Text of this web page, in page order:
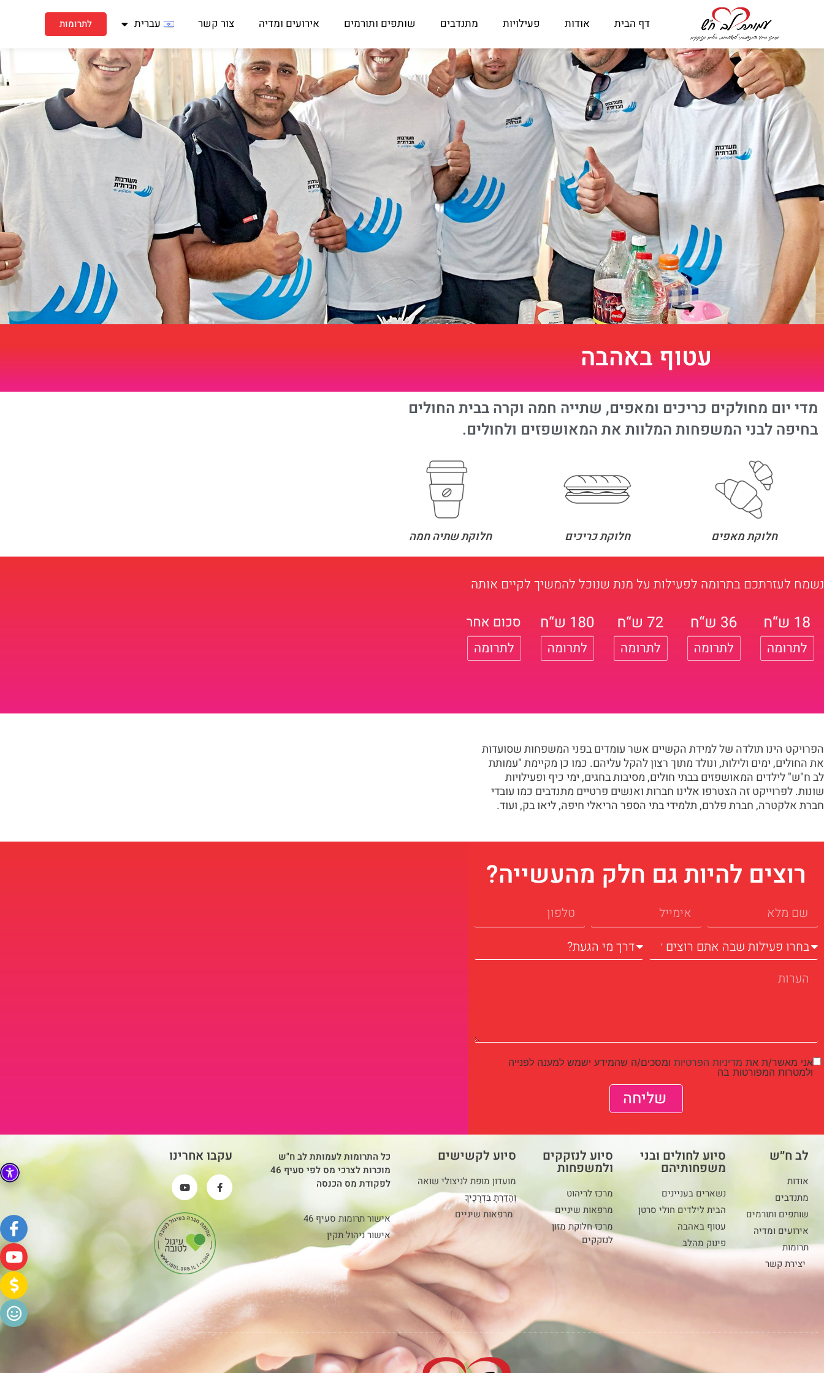
דף הבית אודות פעילויות מתנדבים שותפים ותורמים אירועים ומדיה צור קשר עברית לתרומות
עטוף באהבה
מדי יום מחולקים כריכים ומאפים, שתייה חמה וקרה בבית החולים
בחיפה לבני המשפחות המלוות את המאושפזים ולחולים.
חלוקת מאפים חלוקת כריכים חלוקת שתיה חמה
נשמח לעזרתכם בתרומה לפעילות על מנת שנוכל להמשיך לקיים אותה
הפרויקט הינו תולדה של למידת הקשיים אשר עומדים בפני המשפחות שסועדות
את החולים, ימים ולילות, ונולד מתוך רצון להקל עליהם. כמו כן מקיימת "עמותת
לב ח"ש" לילדים המאושפזים בבתי חולים, מסיבות בחגים, ימי כיף ופעילויות
שונות. לפרוייקט זה הצטרפו אלינו חברות ואנשים פרטיים מתנדבים כמו עובדי
חברת אלקטרה, חברת פלרם, תלמידי בתי הספר הריאלי חיפה, ליאו בק, ועוד.
רוצים להיות גם חלק מהעשייה?
אני מאשר/ת את מדיניות הפרטיות ומסכים/ה שהמידע ישמש למענה לפנייה
ולמטרות המפורטות בה
שליחה
לב ח״ש
אודות
מתנדבים
שותפים ותורמים
אירועים ומדיה
תרומות
יצירת קשר
סיוע לחולים ובני
משפחותיהם
נשארים בעניינים
הבית לילדים חולי סרטן
עטוף באהבה
פינוק מהלב
סיוע לנזקקים
ולמשפחות
מרכז לריהוט
מרפאות שיניים
מרכז חלוקת מזון
לנזקקים
סיוע לקשישים
מועדון מופת לניצולי שואה
וְהָדַרְתָּ בִּדְרָכֶיךָ
מרפאות שיניים
כל התרומות לעמותת לב ח"ש
מוכרות לצרכי מס לפי סעיף 46
לפקודת מס הכנסה
אישור תרומות סעיף 46
אישור ניהול תקין
עקבו אחרינו